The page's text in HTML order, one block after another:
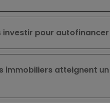
investir pour
immobiliers atteignent